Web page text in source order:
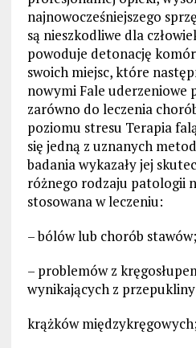
najnowocześniejszego
są nieszkodliwe dla
powoduje detonację
swoich miejsc, które
nowymi Fale uderzeniowe
zarówno do leczenia
poziomu stresu Terapia
się jedną z uznanych
badania wykazały jej
różnego rodzaju patologii
stosowana w leczeniu:
– bólów lub chorób stawów;
– problemów z
wynikających z przepukliny
krążków